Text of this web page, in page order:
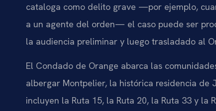
cataloga como delito grave —por ejemplo,
a un agente del orden— el caso puede ser
la audiencia preliminar y luego trasladado al
El Condado de Orange abarca las
albergar Montpelier, la histórica residencia de
incluyen la Ruta 15, la Ruta 20, la Ruta 33 y la